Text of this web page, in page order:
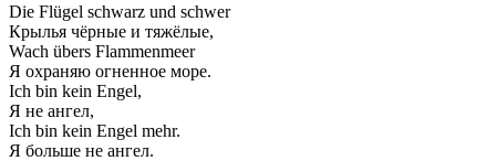
Die Flügel schwarz und schwer
Крылья чёрные и тяжёлые,
Wach übers Flammenmeer
Я охраняю огненное море.
Ich bin kein Engel,
Я не ангел,
Ich bin kein Engel mehr.
Я больше не ангел.